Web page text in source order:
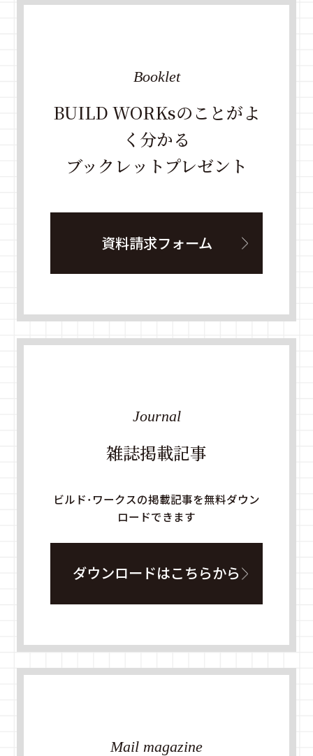
BUILD WORKsのことがよ
く分かる
ブックレットプレゼント
Booklet
資料請求フォーム
雑誌掲載記事
Journal
ビルド・ワークスの掲載記事を無料ダウン
ロードできます
ダウンロードはこちらから
Mail magazine